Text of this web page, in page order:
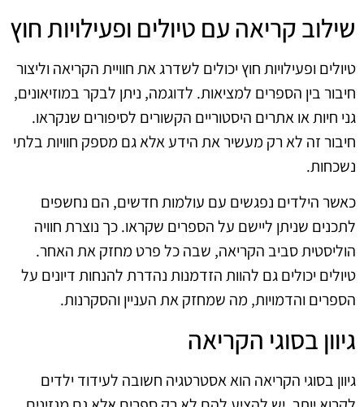
שילוב קריאה עם טיולים ופעילויות חוץ
טיולים ופעילויות חוץ יכולים לשדרג את חוויית הקריאה וליצור
חיבור בין הספרים למציאות. לדוגמה, ניתן לבקר במוזיאונים,
גני חיות או אתרים היסטוריים הקשורים לסיפורים שנקראו.
חיבור זה לא רק מעשיר את הידע אלא גם מספק חוויות בלתי
נשכחות.
כאשר הילדים נפגשים עם עולמות חדשים, הם נחשפים
לתכנים שניתן ליישם על הספרים שקראו. כך נוצרת חוויה
הוליסטית סביב הקריאה, שבה כל פרט מחזק את האחר.
טיולים יכולים גם להוות הזדמנות נהדרת להנחות דיונים על
הספרים והדמויות, מה שמחזק את העניין והסקרנות.
גיוון בסוגי הקריאה
גיוון בסוגי הקריאה הוא אסטרטגיה חשובה לעידוד ילדים